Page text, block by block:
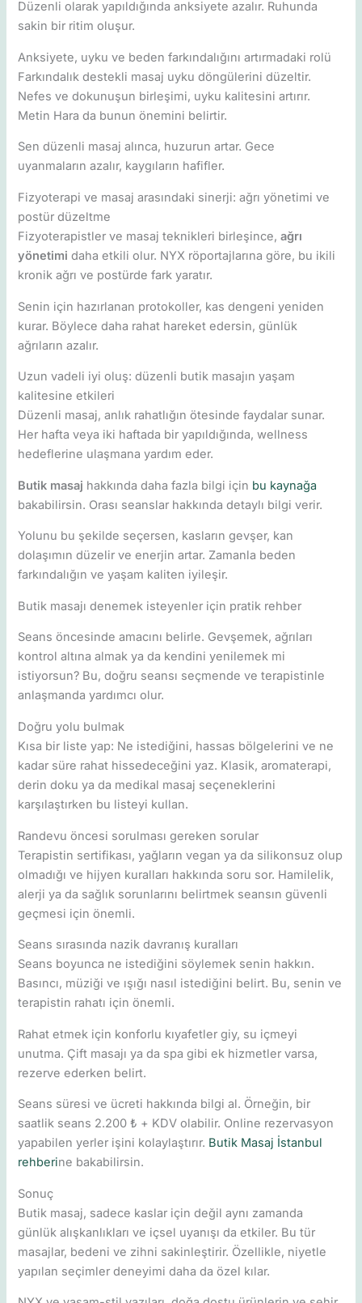
Düzenli olarak yapıldığında anksiyete azalır. Ruhunda
sakin bir ritim oluşur.
Anksiyete, uyku ve beden farkındalığını artırmadaki rolü
Farkındalık destekli masaj uyku döngülerini düzeltir.
Nefes ve dokunuşun birleşimi, uyku kalitesini artırır.
Metin Hara da bunun önemini belirtir.
Sen düzenli masaj alınca, huzurun artar. Gece
uyanmaların azalır, kaygıların hafifler.
Fizyoterapi ve masaj arasındaki sinerji: ağrı yönetimi ve
postür düzeltme
Fizyoterapistler ve masaj teknikleri birleşince,ağrı
yönetimi daha etkili olur. NYX röportajlarına göre, bu ikili
kronik ağrı ve postürde fark yaratır.
Senin için hazırlanan protokoller, kas dengeni yeniden
kurar. Böylece daha rahat hareket edersin, günlük
ağrıların azalır.
Uzun vadeli iyi oluş: düzenli butik masajın yaşam
kalitesine etkileri
Düzenli masaj, anlık rahatlığın ötesinde faydalar sunar.
Her hafta veya iki haftada bir yapıldığında, wellness
hedeflerine ulaşmana yardım eder.
Butik masaj hakkında daha fazla bilgi için bu kaynağa
bakabilirsin. Orası seanslar hakkında detaylı bilgi verir.
Yolunu bu şekilde seçersen, kasların gevşer, kan
dolaşımın düzelir ve enerjin artar. Zamanla beden
farkındalığın ve yaşam kaliten iyileşir.
Butik masajı denemek isteyenler için pratik rehber
Seans öncesinde amacını belirle. Gevşemek, ağrıları
kontrol altına almak ya da kendini yenilemek mi
istiyorsun? Bu, doğru seansı seçmende ve terapistinle
anlaşmanda yardımcı olur.
Doğru yolu bulmak
Kısa bir liste yap: Ne istediğini, hassas bölgelerini ve ne
kadar süre rahat hissedeceğini yaz. Klasik, aromaterapi,
derin doku ya da medikal masaj seçeneklerini
karşılaştırken bu listeyi kullan.
Randevu öncesi sorulması gereken sorular
Terapistin sertifikası, yağların vegan ya da silikonsuz olup
olmadığı ve hijyen kuralları hakkında soru sor. Hamilelik,
alerji ya da sağlık sorunlarını belirtmek seansın güvenli
geçmesi için önemli.
Seans sırasında nazik davranış kuralları
Seans boyunca ne istediğini söylemek senin hakkın.
Basıncı, müziği ve ışığı nasıl istediğini belirt. Bu, senin ve
terapistin rahatı için önemli.
Rahat etmek için konforlu kıyafetler giy, su içmeyi
unutma. Çift masajı ya da spa gibi ek hizmetler varsa,
rezerve ederken belirt.
Seans süresi ve ücreti hakkında bilgi al. Örneğin, bir
saatlik seans 2.200 ₺ + KDV olabilir. Online rezervasyon
yapabilen yerler işini kolaylaştırır. Butik Masaj İstanbul
rehberine bakabilirsin.
Sonuç
Butik masaj, sadece kaslar için değil aynı zamanda
günlük alışkanlıkları ve içsel uyanışı da etkiler. Bu tür
masajlar, bedeni ve zihni sakinleştirir. Özellikle, niyetle
yapılan seçimler deneyimi daha da özel kılar.